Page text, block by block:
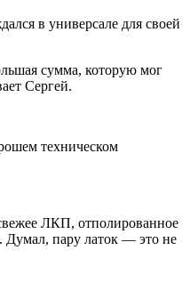
в универсале для своей
сумма, которую мог
Сергей.
техническом
ЛКП, отполированное
Думал, пару латок — это не